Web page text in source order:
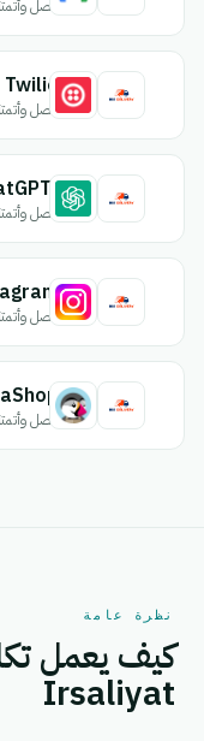
اتصل
Twilio
اتصل
اتصل
اتصل
اتصل
نظرة عامة
Irsaliyat